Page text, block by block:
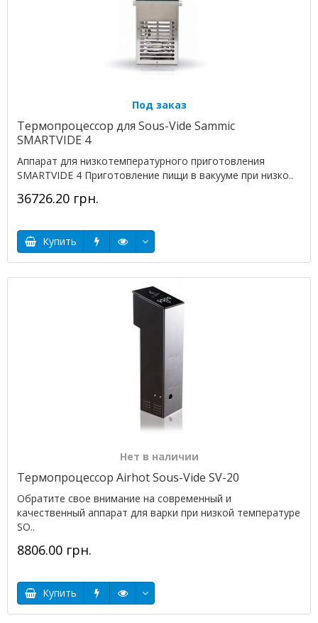
Под заказ
Термопроцессор для Sous-Vide Sammic
SMARTVIDE 4
Аппарат для низкотемпературного приготовления
SMARTVIDE 4 Приготовление пищи в вакууме при низко..
36726.20 грн.
Купить
Нет в наличии
Термопроцессор Airhot Sous-Vide SV-20
Обратите свое внимание на современный и
качественный аппарат для варки при низкой температуре
SO..
8806.00 грн.
Купить